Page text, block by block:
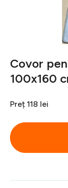
Covor
100x160
Preț 118 lei